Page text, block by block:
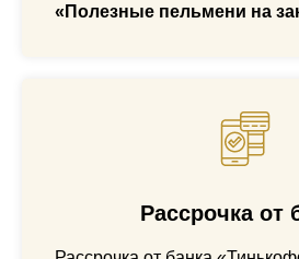
«Полезные пельмени на
Рассрочка от